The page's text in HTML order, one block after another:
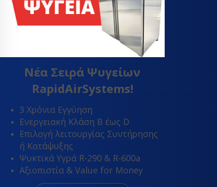
Νέα Σειρά Ψυγείων
RapidAirSystems!
3 Χρόνια Εγγύηση
Ενεργειακή Κλάση Β έως D
Επιλογή λειτουργίας Συντήρησης
ή Κατάψυξης
Ψυκτικά Υγρά R-290 & R-600a
Αξιοπιστία & Value for Money